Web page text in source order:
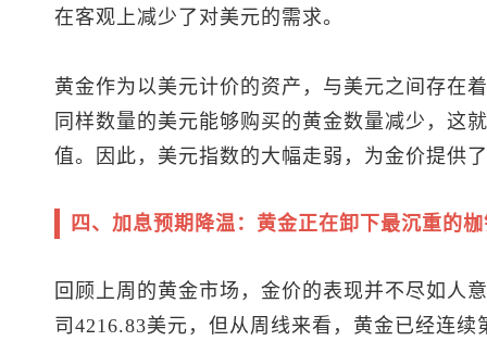
在客观上减少了对美元的需求。
黄金作为以美元计价的资产，与美元之间存在
同样数量的美元能够购买的黄金数量减少，这
值。因此， 美元指数的大幅走弱，为金价提供
四、加息预期降温：黄金正在卸下最沉重的
回顾上周的黄金市场，金价的表现并不尽如人
司4216.83美元，但从周线来看，黄金已经连